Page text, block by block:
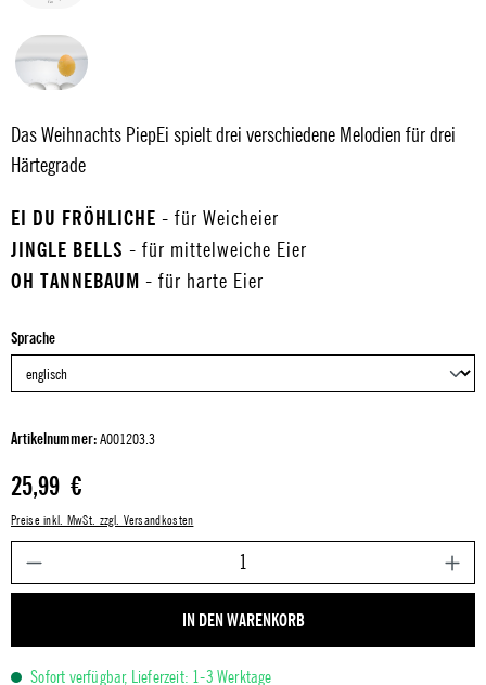
Das Weihnachts PiepEi spielt drei verschiedene Melodien für drei
Härtegrade
EI DU FRÖHLICHE - für Weicheier
JINGLE BELLS - für mittelweiche Eier
OH TANNEBAUM - für harte Eier
Spracheauswählen
Artikelnummer:A001203.3
Regulärer Preis:
25,99 €
Preise inkl. MwSt. zzgl. Versandkosten
IN DEN WARENKORB
Sofort verfügbar, Lieferzeit: 1-3 Werktage